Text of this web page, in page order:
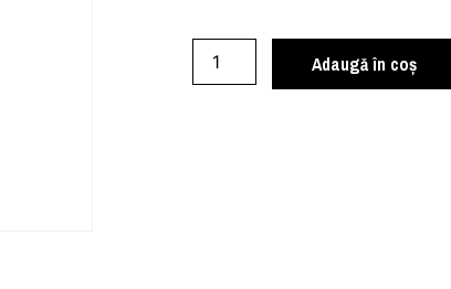
Adaugă în coș